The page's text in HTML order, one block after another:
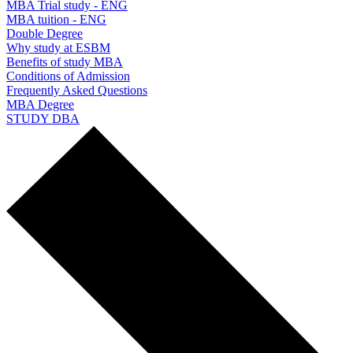
MBA Trial study - ENG
MBA tuition - ENG
Double Degree
Why study at ESBM
Benefits of study MBA
Conditions of Admission
Frequently Asked Questions
MBA Degree
STUDY DBA